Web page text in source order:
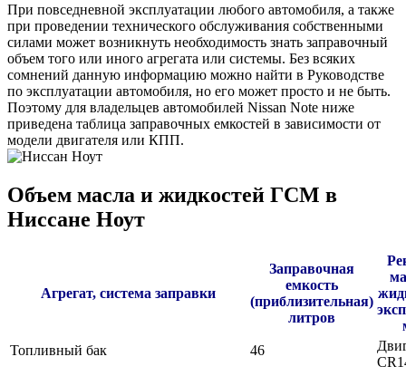
При повседневной эксплуатации любого автомобиля, а также
при проведении технического обслуживания собственными
силами может возникнуть необходимость знать заправочный
объем того или иного агрегата или системы. Без всяких
сомнений данную информацию можно найти в Руководстве
по эксплуатации автомобиля, но его может просто и не быть.
Поэтому для владельцев автомобилей Nissan Note ниже
приведена таблица заправочных емкостей в зависимости от
модели двигателя или КПП.
Объем масла и жидкостей ГСМ в
Ниссане Ноут
Агрегат, система заправки
Заправочная
емкость
(приблизительная)
литров
Топливный бак
46